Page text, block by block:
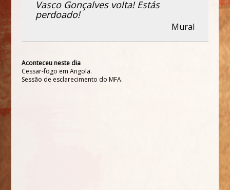
Vasco Gonçalves volta! Estás
perdoado!
Mural
Aconteceu neste dia
Cessar-fogo em Angola.
Sessão de esclarecimento do MFA.